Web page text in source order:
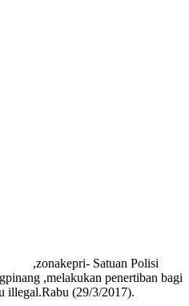
,zonakepri- Satuan Polisi
,melakukan penertiban bagi
illegal.Rabu (29/3/2017).